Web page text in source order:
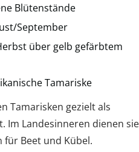
Blütenstände
September
über gelb gefärbtem
Tamariske
Tamarisken gezielt als
Im Landesinneren dienen sie
für Beet und Kübel.